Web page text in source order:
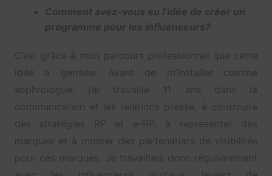
Comment avez-vous eu l’idée de créer un
programme pour les influenceurs?
C’est grâce à mon parcours professionnel que cette
idée a germée. Avant de m’installer comme
sophrologue, j’ai travaillé 11 ans dans la
communication et les relations presse, à construire
des stratégies RP et e-RP, à représenter des
marques et à monter des partenariats de visibilités
pour ces marques. Je travaillais donc régulièrement